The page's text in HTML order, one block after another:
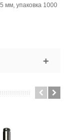
мм, упаковка 1000